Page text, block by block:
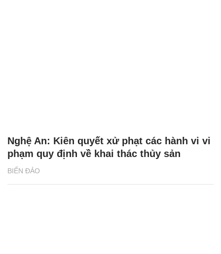
BIỂN ĐẢO
Nghệ An: Kiên quyết xử phạt các hành vi vi
phạm quy định về khai thác thủy sản